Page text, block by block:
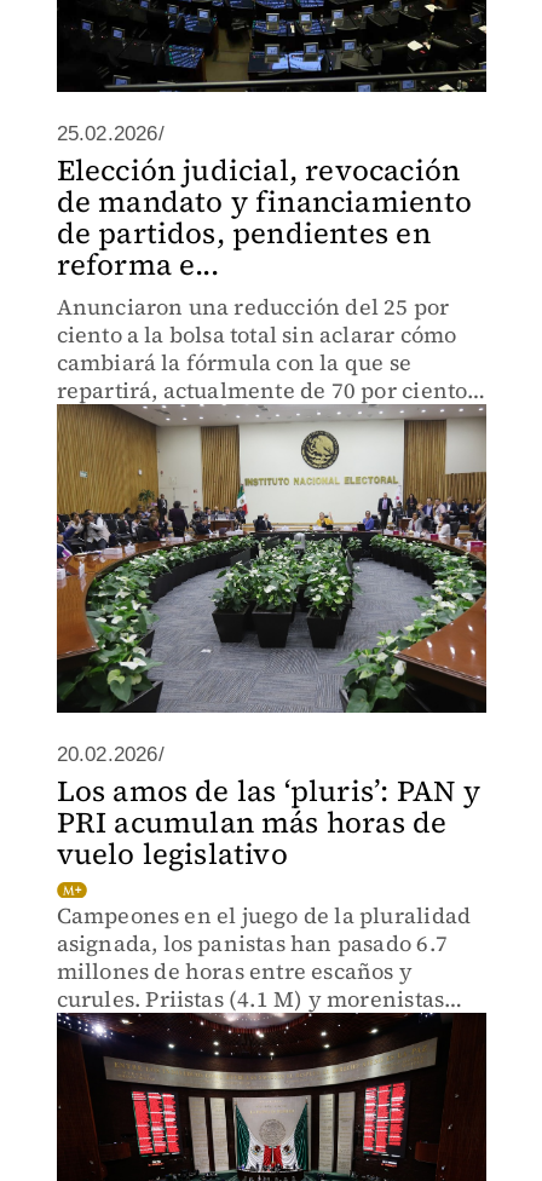
25.02.2026/
Elección judicial, revocación
de mandato y financiamiento
de partidos, pendientes en
reforma e...
Anunciaron una reducción del 25 por
ciento a la bolsa total sin aclarar cómo
cambiará la fórmula con la que se
repartirá, actualmente de 70 por ciento
por votación y 30 por ciento equitativa.
20.02.2026/
Los amos de las ‘pluris’: PAN y
PRI acumulan más horas de
vuelo legislativo
Campeones en el juego de la pluralidad
asignada, los panistas han pasado 6.7
millones de horas entre escaños y
curules. Priistas (4.1 M) y morenistas
(2.0 M) no se han quedado sin lugar.